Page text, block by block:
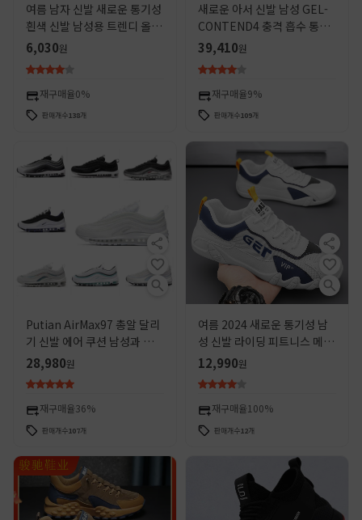
여름 남자 신발 새로운 통기성
흰색 신발 남성용 트렌디 올매
치 두꺼운 밑창 운동화 캐주얼
러닝 아빠 트렌디 신발
6,030원
재구매율0%
판매개수138개
새로운 아서 신발 남성 GEL-
CONTEND4 충격 흡수 통기
성 로우 탑 캐주얼 장거리 달리
기 스포츠 운동화
39,410원
재구매율9%
판매개수109개
Putian AirMax97 총알 달리
기 신발 에어 쿠션 남성과 여성
커플 운동화 봄 및 여름 통기성
충격 쿠션 캐주얼 신발
28,980원
재구매율36%
판매개수107개
여름 2024 새로운 통기성 남
성 신발 라이딩 피트니스 메쉬
캐주얼 스포츠 충격 흡수 러닝
포레스트 검프 트렌디 신발
12,990원
재구매율 100%
판매개수12개